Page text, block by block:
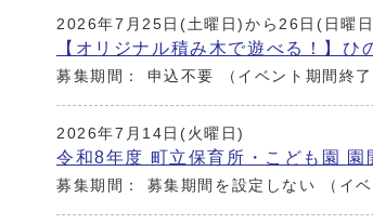
2026年7月25日(土曜日)から26日(日曜
【オリジナル積み木で遊べる！】
募集期間： 申込不要
（イベント期間終了
2026年7月14日(火曜日)
令和8年度 町立保育所・こども園 園
募集期間： 募集期間を設定しない
（イ